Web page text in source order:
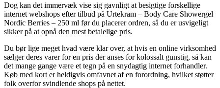
Dog kan det immervæk vise sig gavnligt at besigtige forskellige
internet webshops efter tilbud på Urtekram – Body Care Showergel
Nordic Berries – 250 ml før du placerer ordren, så du er usvigeligt
sikker på at opnå den mest betalelige pris.
Du bør lige meget hvad være klar over, at hvis en online virksomhed
sælger deres varer for en pris der anses for kolossalt gunstig, så kan
det mange gange være et tegn på en snydagtig internet forhandler.
Køb med kort er heldigvis omfavnet af en forordning, hvilket støtter
folk overfor svindlende shops på nettet.